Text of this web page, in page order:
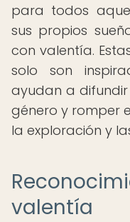
para todos
sus propios
con valentía.
solo son
ayudan a
género y romper
la exploración y
valentía